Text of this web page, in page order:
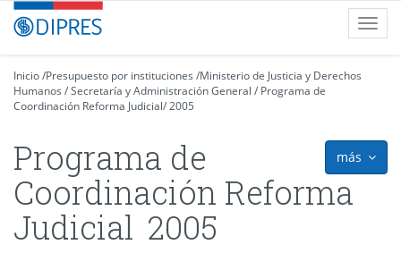
Contenido
principalDIPRES
-
de
Presupuestos
Inicio/Presupuesto por instituciones /Ministerio de Justicia y Derechos
Humanos /Secretaría y Administración General / Programa de
Coordinación Reforma Judicial/2005
más
Programa de
Coordinación Reforma
Judicial 2005